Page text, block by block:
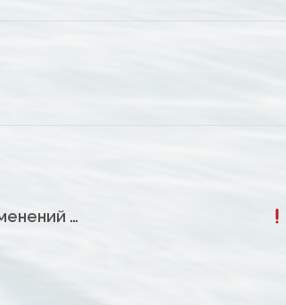
Постановление о внесении изменений «Ночной движ» на воде